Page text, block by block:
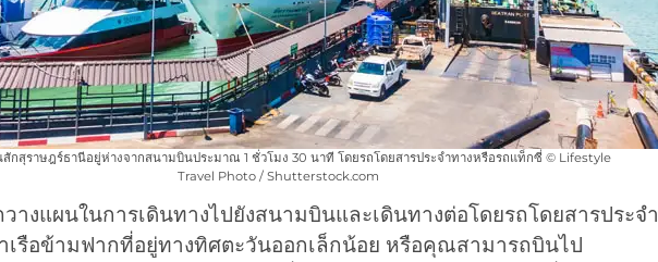
สักสุราษฎร์ธานีอยู่ห่างจากสนามบินประมาณ 1 ชั่วโมง 30 นาที โดยรถโดยสารประจำทางหรือรถแท็กซี่ © Lifestyle
Travel Photo / Shutterstock.com
างแผนในการเดินทางไปยังสนามบินและเดินทางต่อโดยรถโดยสารประจำ
เรือข้ามฟากที่อยู่ทางทิศตะวันออกเล็กน้อย หรือคุณสามารถบินไป